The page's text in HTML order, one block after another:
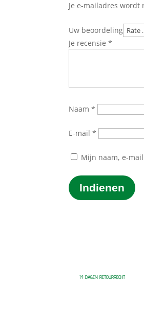
Je e-mailadres
Uw beoordeling
Je recensie*
Naam*
E-mail*
Mijn naam, e-
Indienen
14 DAGEN RETOURRECHT